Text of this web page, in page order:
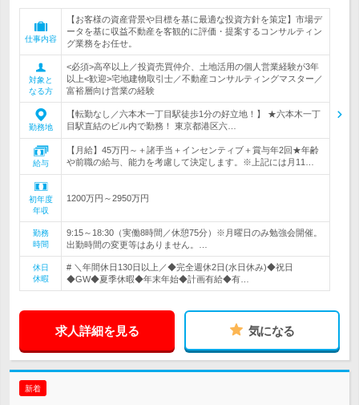
仕事内容
【お客様の資産背景や目標を基に最適な投資方針を策定】市場デ
ータを基に収益不動産を客観的に評価・提案するコンサルティン
グ業務をお任せ。
対象と
なる方
<必須>高卒以上／投資売買仲介、土地活用の個人営業経験が3年
以上<歓迎>宅地建物取引士／不動産コンサルティングマスター／
富裕層向け営業の経験
勤務地
【転勤なし／六本木一丁目駅徒歩1分の好立地！】 ★六本木一丁
目駅直結のビル内で勤務！ 東京都港区六…
給与
【月給】45万円～＋諸手当＋インセンティブ＋賞与年2回★年齢
や前職の給与、能力を考慮して決定します。※上記には月11…
初年度
年収
1200万円～2950万円
勤務
時間
9:15～18:30（実働8時間／休憩75分）※月曜日のみ勉強会開催。
出勤時間の変更等はありません。…
休日
休暇
# ＼年間休日130日以上／◆完全週休2日(水日休み)◆祝日
◆GW◆夏季休暇◆年末年始◆計画有給◆有…
求人詳細を見る 気になる
新着